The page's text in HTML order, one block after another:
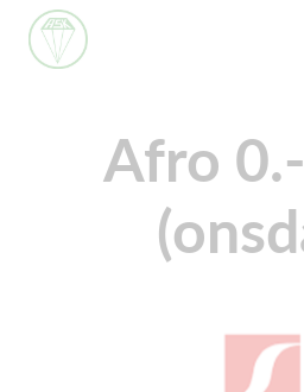
Afro